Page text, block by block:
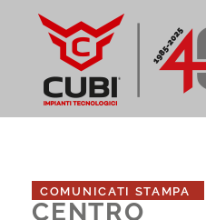
contenuto
COMUNICATI STAMPA
CENTRO